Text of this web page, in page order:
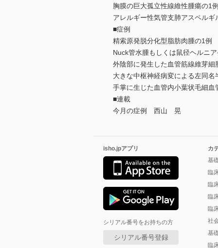
胸膜の巨大孤立性線維性腫瘍の1
アレルギー性気管支肺アスペル
■症例
精索原発脱分化型脂肪肉腫の1例
Nuck管水腫もしくは鼠径ヘルニ
外陰部に発生した血管筋線維芽
大きな中枢神経病変による左同
手掌に生じた血管内小葉状毛細
■連載
今月の症例 西山 晃
isho.jpアプリ
シリアル番号をお持ちの方
シリアル番号登録
カ
基
臨
臨
臨
臨
社
基
臨